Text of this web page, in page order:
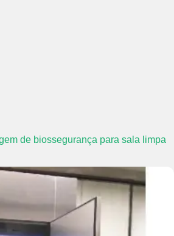
de biossegurança para sala limpa